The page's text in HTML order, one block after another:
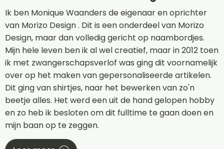
Ik ben Monique Waanders de eigenaar en oprichter
van Morizo Design . Dit is een onderdeel van Morizo
Design, maar dan volledig gericht op naambordjes.
Mijn hele leven ben ik al wel creatief, maar in 2012 toen
ik met zwangerschapsverlof was ging dit voornamelijk
over op het maken van gepersonaliseerde artikelen.
Dit ging van shirtjes, naar het bewerken van zo'n
beetje alles. Het werd een uit de hand gelopen hobby
en zo heb ik besloten om dit fulltime te gaan doen en
mijn baan op te zeggen.